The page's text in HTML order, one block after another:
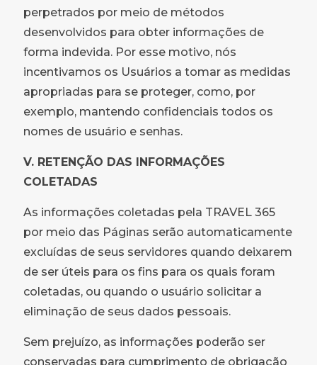
perpetrados por meio de métodos
desenvolvidos para obter informações de
forma indevida. Por esse motivo, nós
incentivamos os Usuários a tomar as medidas
apropriadas para se proteger, como, por
exemplo, mantendo confidenciais todos os
nomes de usuário e senhas.
V. RETENÇÃO DAS INFORMAÇÕES
COLETADAS
As informações coletadas pela TRAVEL 365
por meio das Páginas serão automaticamente
excluídas de seus servidores quando deixarem
de ser úteis para os fins para os quais foram
coletadas, ou quando o usuário solicitar a
eliminação de seus dados pessoais.
Sem prejuízo, as informações poderão ser
conservadas para cumprimento de obrigação